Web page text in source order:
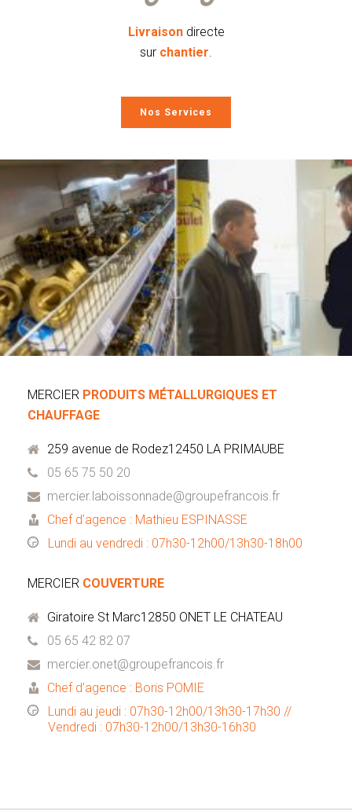
Livraisondirecte
sur chantier
Nos Services
MERCIER PRODUITS MÉTALLURGIQUES ET
CHAUFFAGE
259 avenue de Rodez12450 LA PRIMAUBE
05 65 75 50 20
mercier.laboissonnade@groupefrancois.fr
Chef d’agence : Mathieu ESPINASSE
Lundi au vendredi : 07h30-12h00/13h30-18h00
MERCIER COUVERTURE
Giratoire St Marc12850 ONET LE CHATEAU
05 65 42 82 07
mercier.onet@groupefrancois.fr
Chef d’agence : Boris POMIE
Lundi au jeudi : 07h30-12h00/13h30-17h30 //
Vendredi : 07h30-12h00/13h30-16h30